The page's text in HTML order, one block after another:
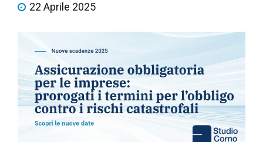
22 Aprile 2025